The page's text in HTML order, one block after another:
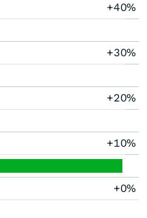
+40%
+30%
+20%
+10%
+0%